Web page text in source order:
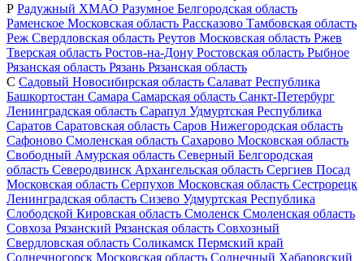
Р Радужный ХМАО Разумное Белгородская область
Раменское Московская область Рассказово Тамбовская область
Реж Свердловская область Реутов Московская область Ржев
Тверская область Ростов-на-Дону Ростовская область Рыбное
Рязанская область Рязань Рязанская область
С Садовый Новосибирская область Салават Республика
Башкортостан Самара Самарская область Санкт-Петербург
Ленинградская область Сарапул Удмуртская Республика
Саратов Саратовская область Саров Нижегородская область
Сафоново Смоленская область Сахарово Московская область
Свободный Амурская область Северный Белгородская
область Северодвинск Архангельская область Сергиев Посад
Московская область Серпухов Московская область Сестрорецк
Ленинградская область Сизево Удмуртская Республика
Слободской Кировская область Смоленск Смоленская область
Совхоза Рязанский Рязанская область Совхозный
Свердловская область Соликамск Пермский край
Солнечногорск Московская область Солнечный Хабаровский